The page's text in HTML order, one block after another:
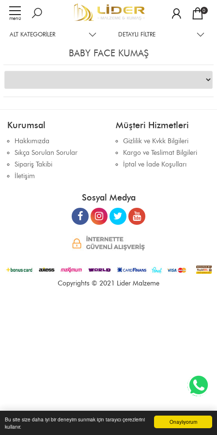
Onaylıyorum
Bu site size daha iyi bir deneyim sunmak için tarayıcı çerezlerini
kullanır.
menü
0
ALT KATEGORILER DETAYLI FILTRE
BABY FACE KUMAŞ
Kurumsal
Hakkımızda
Sıkça Sorulan Sorular
Sipariş Takibi
İletişim
Müşteri Hizmetleri
Gizlilik ve Kvkk Bilgileri
Kargo ve Teslimat Bilgileri
İptal ve İade Koşulları
Sosyal Medya
Copyrights © 2021 Lider Malzeme
Anasayfa Sipariş Takibi İletişim